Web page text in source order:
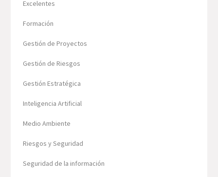
Excelentes
Formación
Gestión de Proyectos
Gestión de Riesgos
Gestión Estratégica
Inteligencia Artificial
Medio Ambiente
Riesgos y Seguridad
Seguridad de la información